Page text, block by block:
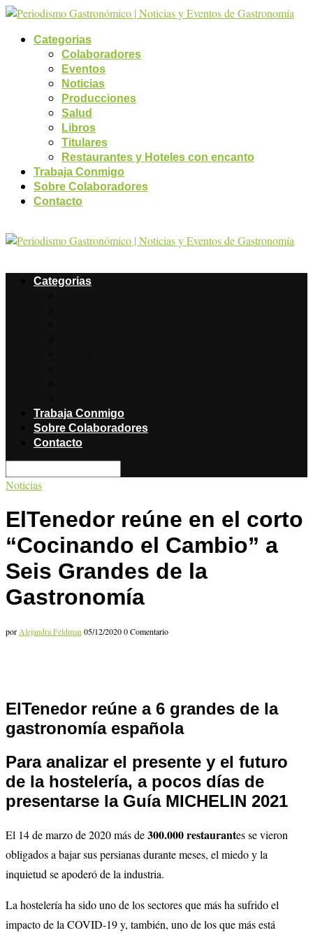
Categorias
Colaboradores
Eventos
Noticias
Producciones
Salud
Libros
Titulares
Restaurantes y Hoteles con encanto
Trabaja Conmigo
Sobre Colaboradores
Contacto
Categorias
Trabaja Conmigo
Sobre Colaboradores
Contacto
Noticias
ElTenedor reúne en el corto
“Cocinando el Cambio” a
Seis Grandes de la
Gastronomía
por Alejandra Feldman 05/12/20200 Comentario
ElTenedor reúne a 6 grandes de la
gastronomía española
Para analizar el presente y el futuro
de la hostelería, a pocos días de
presentarse la Guía MICHELIN 2021
El 14 de marzo de 2020 más de300.000 restaurantes se vieron
obligados a bajar sus persianas durante meses, el miedo y la
inquietud se apoderó de la industria.
La hostelería ha sido uno de los sectores que más ha sufrido el
impacto de la COVID-19 y, también, uno de los que más está